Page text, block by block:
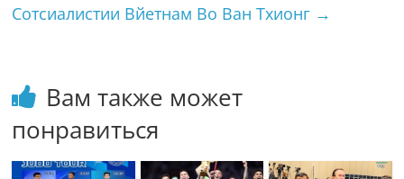
Сотсиалистии Вйетнам Во Ван Тхионг →
Вам также может
понравиться